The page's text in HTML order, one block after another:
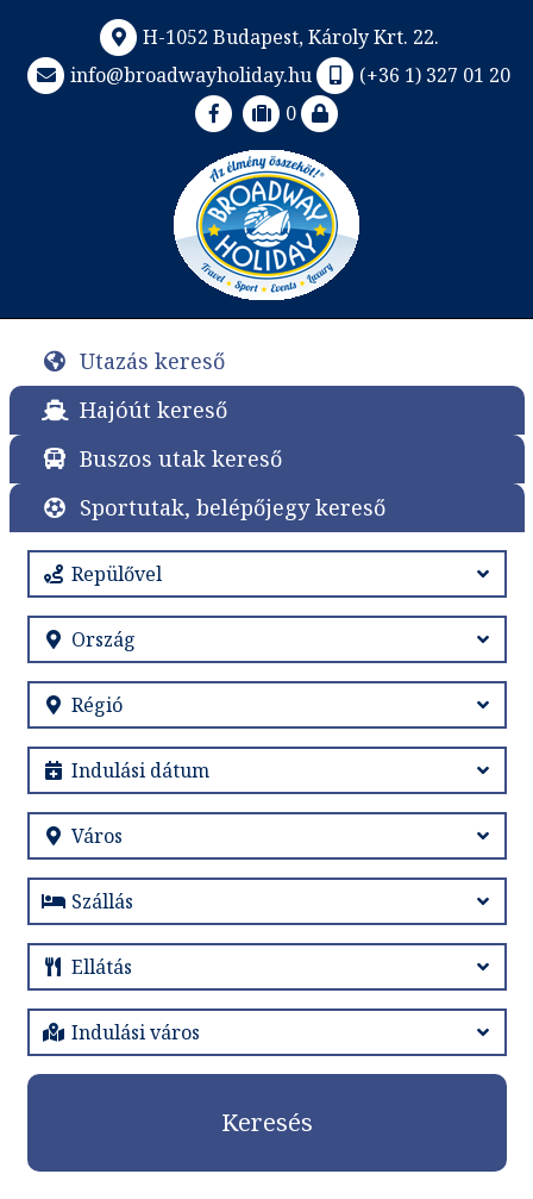
H-1052 Budapest, Károly Krt. 22.
info@broadwayholiday.hu
(+36 1) 327 01 20
0
Utazás kereső
Hajóút kereső
Buszos utak kereső
Sportutak, belépőjegy kereső
Keresés